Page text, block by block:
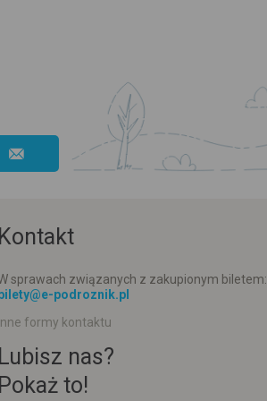
sprawach związanych z zakupionym biletem:
podroznik.pl
formy kontaktu
nas?
to!